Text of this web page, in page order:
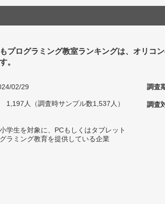
プログラミング教室ランキングは、オリコ
。
02/29
1,197人（調査時サンプル数1,537人）
学生を対象に、PCもしくはタブレット
ラミング教育を提供している企業
調査
調査